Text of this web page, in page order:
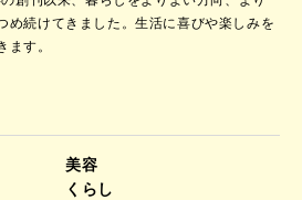
め続けてきました。生活に喜びや楽しみを
ます。
美容
くらし